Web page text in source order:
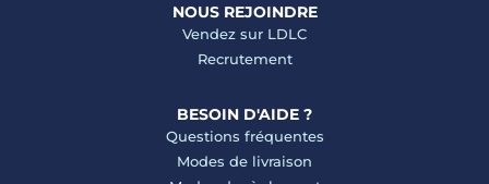
NOUS REJOINDRE
Vendez sur LDLC
Recrutement
BESOIN D'AIDE ?
Questions fréquentes
Modes de livraison